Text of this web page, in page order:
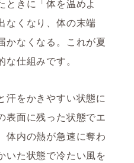
ときに「体を温めよ
なくなり、体の末端
かなくなる。これが夏
仕組みです。
汗をかきやすい状態に
表面に残った状態でエ
体内の熱が急速に奪わ
いた状態で冷たい風を